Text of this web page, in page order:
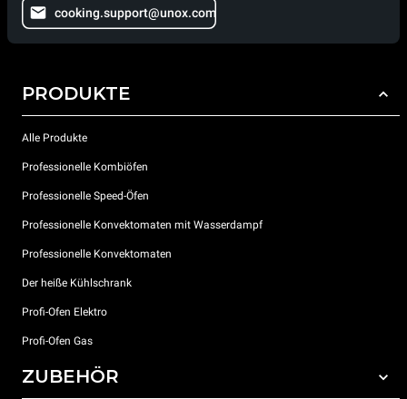
cooking.support@unox.com
PRODUKTE
Alle Produkte
Professionelle Kombiöfen
Professionelle Speed-Öfen
Professionelle Konvektomaten mit Wasserdampf
Professionelle Konvektomaten
Der heiße Kühlschrank
Profi-Ofen Elektro
Profi-Ofen Gas
ZUBEHÖR